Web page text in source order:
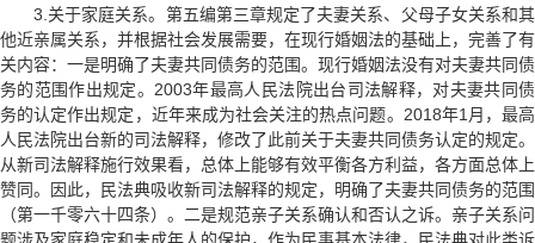
3.关于家庭关系。第五编第三章规定了夫妻关系、父母子女关系和其
他近亲属关系，并根据社会发展需要，在现行婚姻法的基础上，完善了有
关内容：一是明确了夫妻共同债务的范围。现行婚姻法没有对夫妻共同债
务的范围作出规定。2003年最高人民法院出台司法解释，对夫妻共同债
务的认定作出规定，近年来成为社会关注的热点问题。2018年1月，最高
人民法院出台新的司法解释，修改了此前关于夫妻共同债务认定的规定。
从新司法解释施行效果看，总体上能够有效平衡各方利益，各方面总体上
赞同。因此，民法典吸收新司法解释的规定，明确了夫妻共同债务的范围
（第一千零六十四条）。二是规范亲子关系确认和否认之诉。亲子关系问